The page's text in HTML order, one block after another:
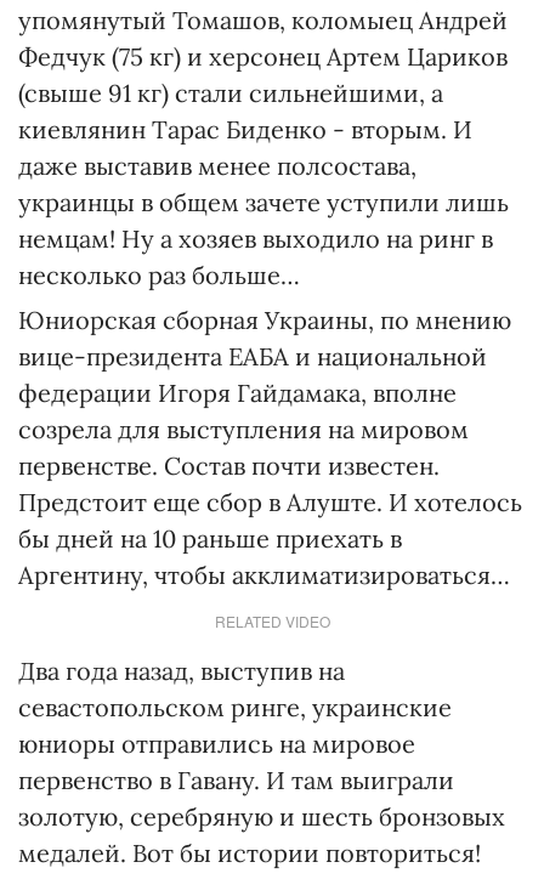
упомянутый Томашов, коломыец Андрей
Федчук (75 кг) и херсонец Артем Цариков
(свыше 91 кг) стали сильнейшими, а
киевлянин Тарас Биденко - вторым. И
даже выставив менее полсостава,
украинцы в общем зачете уступили лишь
немцам! Ну а хозяев выходило на ринг в
несколько раз больше…
Юниорская сборная Украины, по мнению
вице-президента ЕАБА и национальной
федерации Игоря Гайдамака, вполне
созрела для выступления на мировом
первенстве. Состав почти известен.
Предстоит еще сбор в Алуште. И хотелось
бы дней на 10 раньше приехать в
Аргентину, чтобы акклиматизироваться…
RELATED VIDEO
Два года назад, выступив на
севастопольском ринге, украинские
юниоры отправились на мировое
первенство в Гавану. И там выиграли
золотую, серебряную и шесть бронзовых
медалей. Вот бы истории повториться!